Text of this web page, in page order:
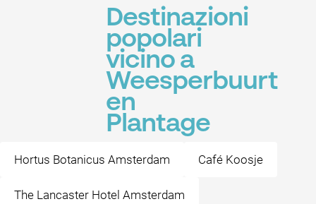
Destinazioni
popolari
vicino a
Weesperbuurt
en
Plantage
Hortus Botanicus Amsterdam Café Koosje
The Lancaster Hotel Amsterdam